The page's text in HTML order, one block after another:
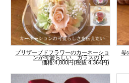
プリザーブドフラワーのカーネーショ
ンが可愛らしい、ガラスのド...
価格:4,800円(税抜 4,364円)
母